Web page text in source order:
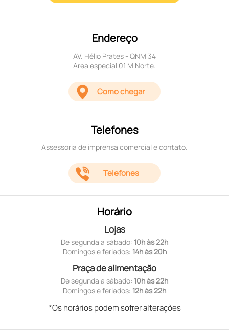
Endereço
AV. Hélio Prates - QNM 34
Area especial 01 M Norte.
Como chegar
Telefones
Assessoria de imprensa comercial e contato.
Telefones
Horário
Lojas
De segunda a sábado: 10h às 22h
Domingos e feriados: 14h às 20h
Praça de alimentação
De segunda a sábado: 10h às 22h
Domingos e feriados: 12h às 22h
*Os horários podem sofrer alterações